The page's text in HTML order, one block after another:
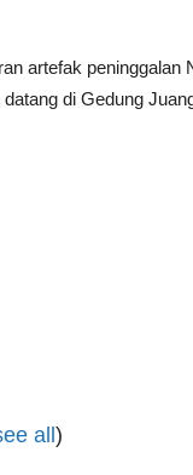
artefak
di Gedung
all)